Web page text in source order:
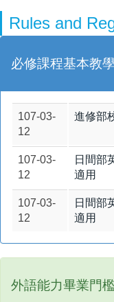
Rules and
必修課程基本教
107-03-
12
進修部
107-03-
12
日間部
適用
107-03-
12
日間部
適用
外語能力畢業門